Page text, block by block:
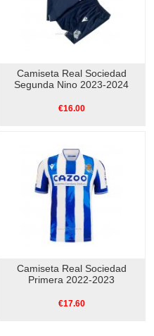
Camiseta Real Sociedad
Segunda Nino 2023-2024
€16.00
Camiseta Real Sociedad
Primera 2022-2023
€17.60